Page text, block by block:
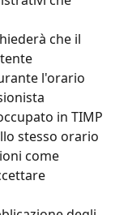
che il
l'orario
in TIMP
stesso orario
come